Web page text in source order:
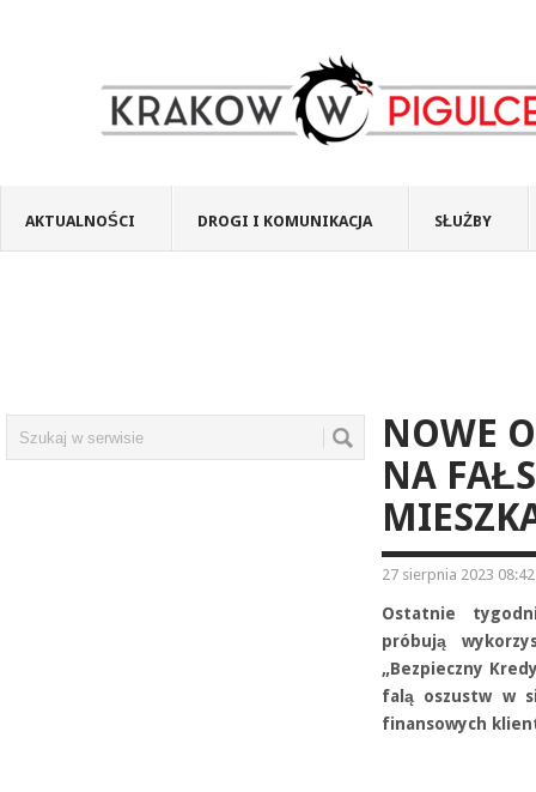
AKTUALNOŚCI DROGI I KOMUNIKACJA SŁUŻBY
NOWE
NA
27 sierpnia 2023 08:42
Ostatnie
próbują
„Bezpieczny
falą oszustw w
finansowych